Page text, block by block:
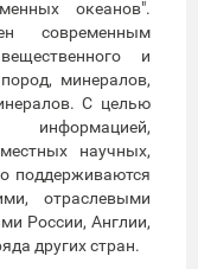
океанов".
современным
и
минералов,
С целью
информацией,
научных,
поддерживаются
отраслевыми
России, Англии,
других стран.